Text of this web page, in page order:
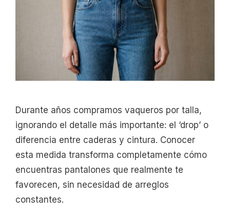
Durante años compramos vaqueros por talla,
ignorando el detalle más importante: el ‘drop’ o
diferencia entre caderas y cintura. Conocer
esta medida transforma completamente cómo
encuentras pantalones que realmente te
favorecen, sin necesidad de arreglos
constantes.